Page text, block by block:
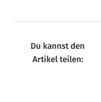
Du kannst den
Artikel teilen: